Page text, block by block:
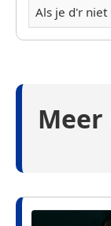
Als je d'r